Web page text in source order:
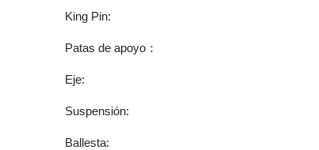
King Pin:
Patas de apoyo：
Eje:
Suspensión:
Ballesta: